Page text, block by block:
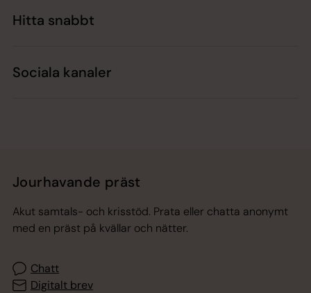
Hitta snabbt
Sociala kanaler
Jourhavande präst
Akut samtals- och krisstöd. Prata eller chatta anonymt
med en präst på kvällar och nätter.
Chatt
Digitalt brev